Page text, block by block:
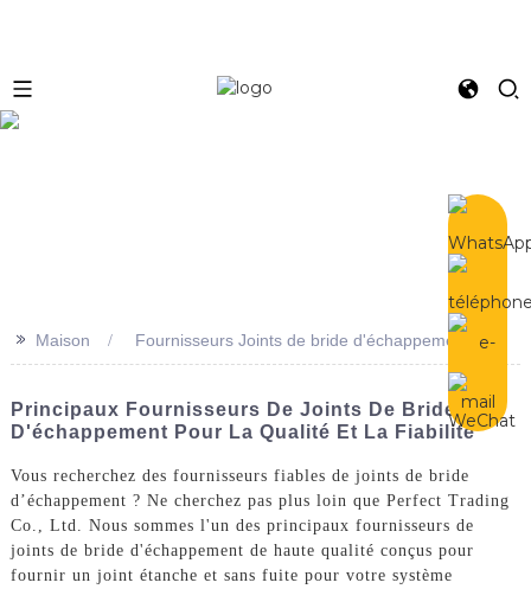
>> Maison Fournisseurs Joints de bride d'échappement
Principaux Fournisseurs De Joints De Bride
D'échappement Pour La Qualité Et La Fiabilité
Vous recherchez des fournisseurs fiables de joints de bride
d’échappement ? Ne cherchez pas plus loin que Perfect Trading
Co., Ltd. Nous sommes l'un des principaux fournisseurs de
joints de bride d'échappement de haute qualité conçus pour
fournir un joint étanche et sans fuite pour votre système